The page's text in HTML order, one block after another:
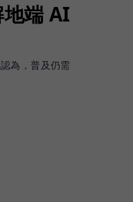
端 AI
為，普及仍需